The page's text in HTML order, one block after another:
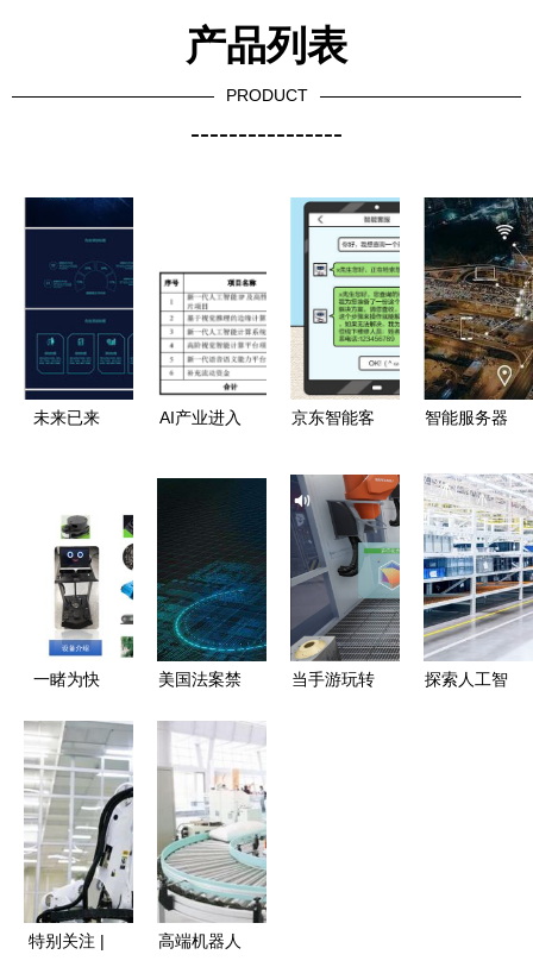
产品列表
PRODUCT
----------------
未来已来
赋能商务创
新
AI产业进入
用应用系统
京东智能客
言犀亮相
2020京东
人工智能大
会
智能服务器
在服务器领
域的关键知
识与通用应
用系统
一睹为快
上新，探索
人工智能通
用应用系统
的新前沿
美国法案禁
康威视设备
全球供应链
重塑的研究
与启示
当手游玩转
探索人工智
特别关注 | 高端机器人